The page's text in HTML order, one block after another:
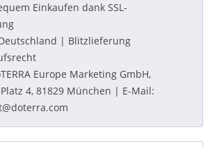
Einkaufen dank SSL-
| Blitzlieferung
Europe Marketing GmbH,
4, 81829 München | E-Mail: